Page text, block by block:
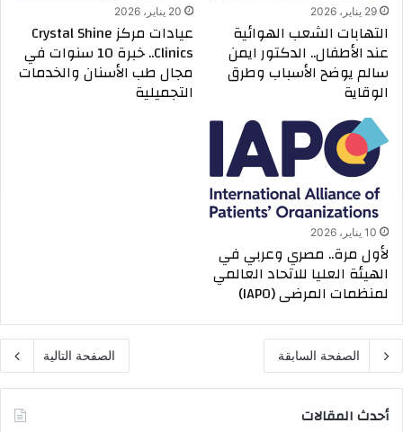
29 يناير، 2026
التهابات الشعب الهوائية
عند الأطفال.. الدكتور ايمن
سالم يوضح الأسباب وطرق
الوقاية
20 يناير، 2026
عيادات مركز Crystal Shine
Clinics.. خبرة 10 سنوات في
مجال طب الأسنان والخدمات
التجميلية
10 يناير، 2026
لأول مرة.. مصري وعربي في
الهيئة العليا للاتحاد العالمي
لمنظمات المرضى (IAPO)
الصفحة السابقة الصفحة التالية
أحدث المقالات